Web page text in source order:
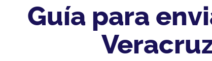
Guía para